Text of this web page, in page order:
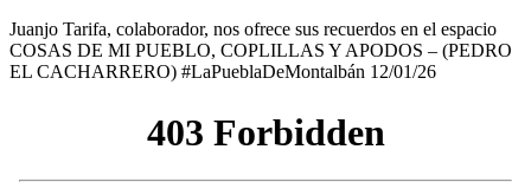
Juanjo Tarifa, colaborador, nos ofrece sus recuerdos en el espacio
COSAS DE MI PUEBLO, COPLILLAS Y APODOS – (PEDRO
EL CACHARRERO) #LaPueblaDeMontalbán 12/01/26